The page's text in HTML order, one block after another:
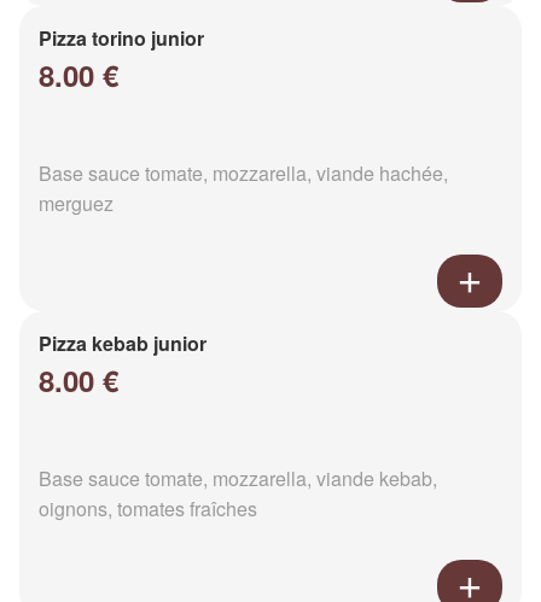
Pizza torino junior
8.00 €
Base sauce tomate, mozzarella, viande hachée,
merguez
Pizza kebab junior
8.00 €
Base sauce tomate, mozzarella, viande kebab,
oignons, tomates fraîches